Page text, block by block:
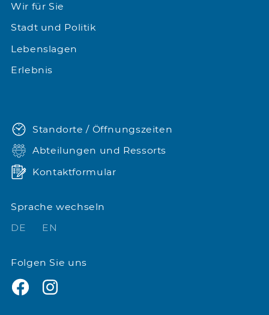
Wir für Sie
Stadt und Politik
Lebenslagen
Erlebnis
Standorte / Öffnungszeiten
Abteilungen und Ressorts
Kontaktformular
Sprache wechseln
DE
EN
Folgen Sie uns